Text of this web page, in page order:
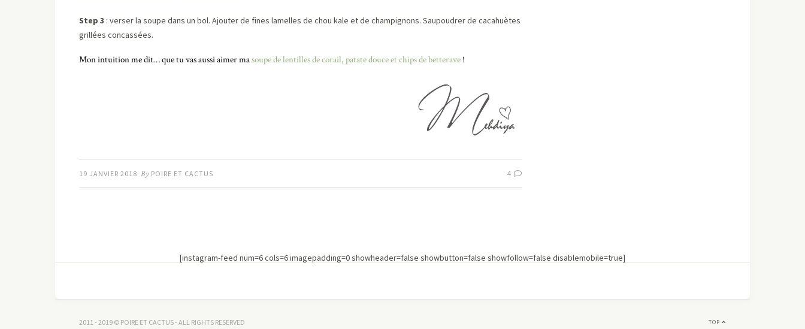
Step 3 : verser la soupe dans un bol. Ajouter de fines lamelles de chou kale et de champignons. Saupoudrer de cacahuètes
grillées concassées.
Mon intuition me dit… que tu vas aussi aimer masoupe de lentilles de corail, patate douce et chips de betterave !
19 JANVIER 2018 By POIRE ET CACTUS 4
[instagram-feed num=6 cols=6 imagepadding=0 showheader=false showbutton=false showfollow=false disablemobile=true]
2011 - 2019 © POIRE ET CACTUS - ALL RIGHTS RESERVED TOP